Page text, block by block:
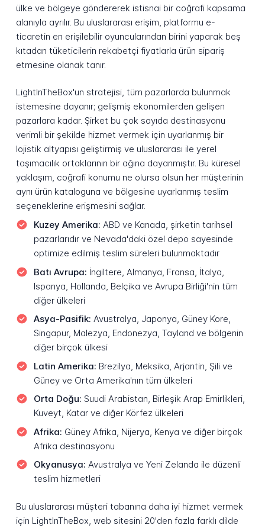
ülke ve bölgeye göndererek istisnai bir coğrafi kapsama
alanıyla ayrılır. Bu uluslararası erişim, platformu e-
ticaretin en erişilebilir oyuncularından birini yaparak beş
kıtadan tüketicilerin rekabetçi fiyatlarla ürün sipariş
etmesine olanak tanır.
LightInTheBox'un stratejisi, tüm pazarlarda bulunmak
istemesine dayanır; gelişmiş ekonomilerden gelişen
pazarlara kadar. Şirket bu çok sayıda destinasyonu
verimli bir şekilde hizmet vermek için uyarlanmış bir
lojistik altyapısı geliştirmiş ve uluslararası ile yerel
taşımacılık ortaklarının bir ağına dayanmıştır. Bu küresel
yaklaşım, coğrafi konumu ne olursa olsun her müşterinin
aynı ürün kataloguna ve bölgesine uyarlanmış teslim
seçeneklerine erişmesini sağlar.
Kuzey Amerika: ABD ve Kanada, şirketin tarihsel
pazarlarıdır ve Nevada'daki özel depo sayesinde
optimize edilmiş teslim süreleri bulunmaktadır
Batı Avrupa: İngiltere, Almanya, Fransa, İtalya,
İspanya, Hollanda, Belçika ve Avrupa Birliği'nin tüm
diğer ülkeleri
Asya-Pasifik: Avustralya, Japonya, Güney Kore,
Singapur, Malezya, Endonezya, Tayland ve bölgenin
diğer birçok ülkesi
Latin Amerika: Brezilya, Meksika, Arjantin, Şili ve
Güney ve Orta Amerika'nın tüm ülkeleri
Orta Doğu: Suudi Arabistan, Birleşik Arap Emirlikleri,
Kuveyt, Katar ve diğer Körfez ülkeleri
Afrika: Güney Afrika, Nijerya, Kenya ve diğer birçok
Afrika destinasyonu
Okyanusya: Avustralya ve Yeni Zelanda ile düzenli
teslim hizmetleri
Bu uluslararası müşteri tabanına daha iyi hizmet vermek
için LightInTheBox, web sitesini 20'den fazla farklı dilde